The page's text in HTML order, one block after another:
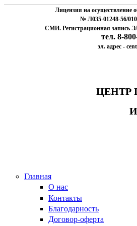
Лицензия на осуществление
№ Л035-01248-56/
СМИ. Регистрационная запись
тел. 8-
эл. адрес -
И
Главная
О нас
Контакты
Благодарность
Договор-оферта